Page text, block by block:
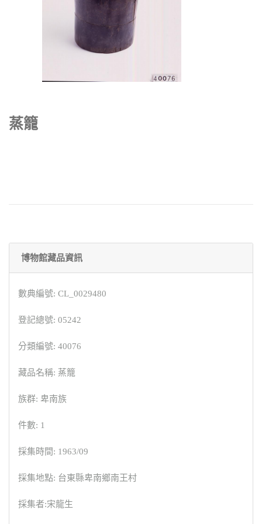
蒸籠
博物館藏品資訊
數典編號: CL_0029480
登記總號: 05242
分類編號: 40076
藏品名稱: 蒸籠
族群: 卑南族
件數: 1
採集時間: 1963/09
採集地點: 台東縣卑南鄉南王村
採集者:宋龍生